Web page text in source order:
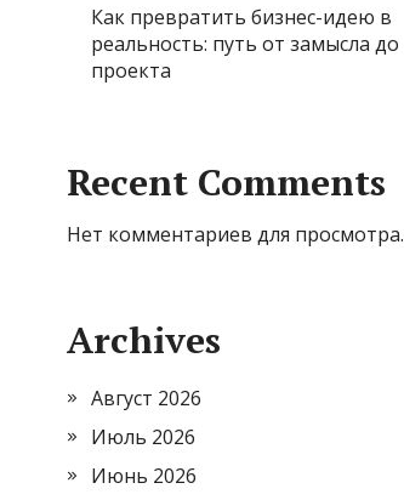
Как превратить бизнес-идею в
реальность: путь от замысла до
проекта
Recent Comments
Нет комментариев для просмотра.
Archives
Август 2026
Июль 2026
Июнь 2026